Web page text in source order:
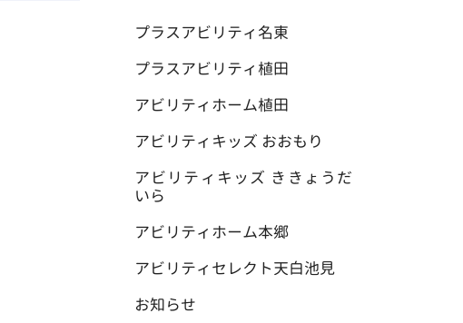
プラスアビリティ名東
プラスアビリティ植田
アビリティホーム植田
アビリティキッズ おおもり
アビリティキッズ ききょうだ
いら
アビリティホーム本郷
アビリティセレクト天白池見
お知らせ